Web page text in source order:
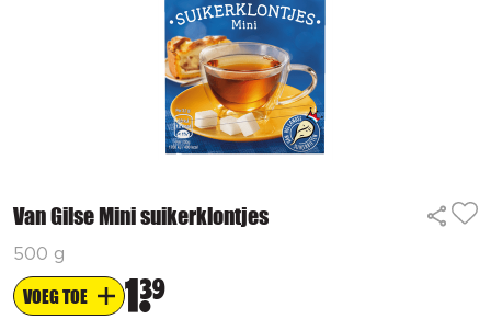
Van Gilse Mini suikerklontjes
500 g
VOEG TOE 1 39